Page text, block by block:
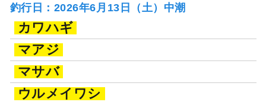
釣行日：2026年6月13日（土）中潮
カワハギ
マアジ
マサバ
ウルメイワシ